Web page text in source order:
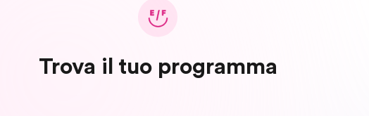
Trova il tuo programma